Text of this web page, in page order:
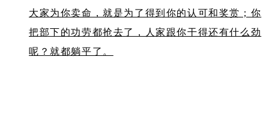
大家为你卖命，就是为了得到你的认可和奖赏；你
把部下的功劳都抢去了，人家跟你干得还有什么劲
呢？就都躺平了。